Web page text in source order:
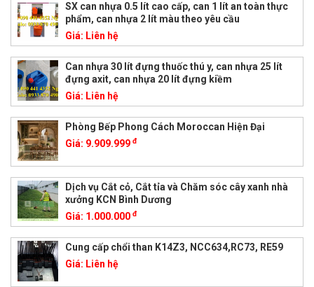
SX can nhựa 0.5 lít cao cấp, can 1 lít an toàn thực
phẩm, can nhựa 2 lít màu theo yêu cầu
Giá: Liên hệ
Can nhựa 30 lít đựng thuốc thú y, can nhựa 25 lít
đựng axit, can nhựa 20 lít đựng kiềm
Giá: Liên hệ
Phòng Bếp Phong Cách Moroccan Hiện Đại
Giá: 9.909.999 đ
Dịch vụ Cắt cỏ, Cắt tỉa và Chăm sóc cây xanh nhà
xưởng KCN Bình Dương
Giá: 1.000.000 đ
Cung cấp chổi than K14Z3, NCC634,RC73, RE59
Giá: Liên hệ